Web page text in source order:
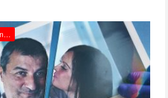
Bad Surgeon: Love Under The Knife รักใต้คมมีด รีวิว Netflix